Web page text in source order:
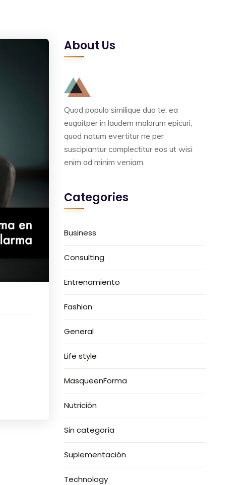
About Us
Quod populo similique duo te, ea
eugaitper in laudem malorum epicuri,
quod natum evertitur ne per
suscipiantur complectitur eos ut wisi
enim ad minim veniam.
Categories
Business
Consulting
Entrenamiento
Fashion
General
Life style
MasqueenForma
Nutrición
Sin categoría
Suplementación
Technology